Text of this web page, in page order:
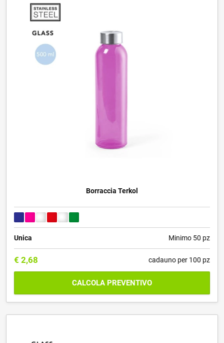
Borraccia Terkol
Unica Minimo 50 pz
€ 2,68 cadauno per 100 pz
CALCOLA PREVENTIVO